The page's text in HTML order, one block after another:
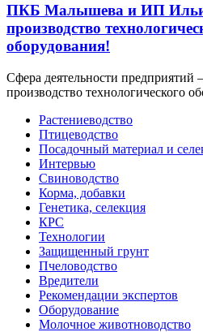
ПКБ Малышева и ИП
производство
оборудования!
Сфера деятельности предприятий
производство технологического
Растениеводство
Птицеводство
Посадочный материал и
Интервью
Свиноводство
Корма, добавки
Генетика, селекция
КРС
Технологии
Защищенный грунт
Пчеловодство
Вредители
Рекомендации экспертов
Оборудование
Молочное животноводство